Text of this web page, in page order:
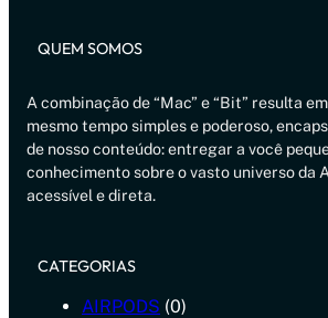
QUEM SOMOS
A combinação de “Mac” e “Bit” resulta
mesmo tempo simples e poderoso,
de nosso conteúdo: entregar a você
conhecimento sobre o vasto universo da
acessível e direta.
CATEGORIAS
AIRPODS (0)